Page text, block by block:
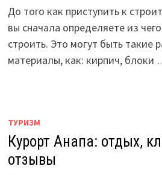
До того как приступить к
вы сначала определяете из
строить. Это могут быть такие
материалы, как: кирпич, блоки
ТУРИЗМ
Курорт Анапа: отдых,
отзывы